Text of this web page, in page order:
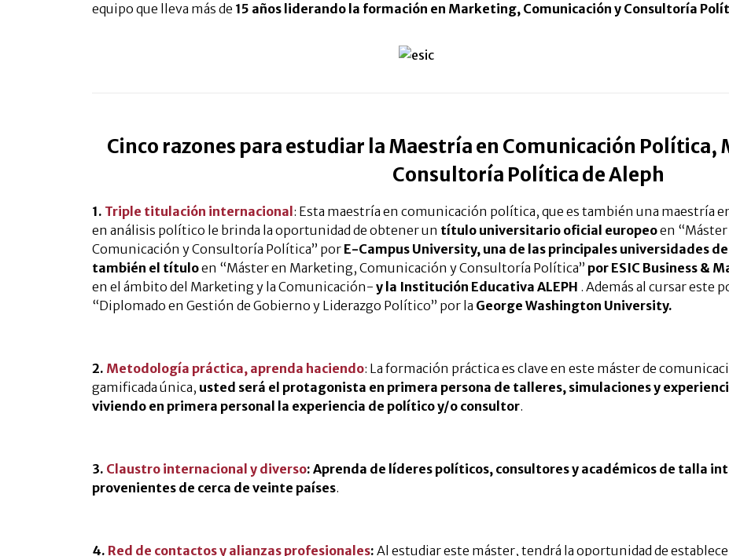
equipo que lleva más de 15 años liderando la formación en Marketing, Comunicación y Consultoría
Cinco razones para estudiar la Maestría en Comunicación
Consultoría Política de Aleph
1. Triple titulación internacional : Esta maestría en comunicación política, que es también una maestría
en análisis político le brinda la oportunidad de obtener un título universitario oficial europeoen
Comunicación y Consultoría Política” por E-Campus University, una de las principales universidades
también el títuloen “Máster en Marketing, Comunicación y Consultoría Política” por ESIC Business &
en el ámbito del Marketing y la Comunicación- y la Institución Educativa ALEPH . Además al cursar este
“Diplomado en Gestión de Gobierno y Liderazgo Político” por la George Washington University.
2. Metodología práctica, aprenda haciendo: La formación práctica es clave en este máster de
gamificada única, usted será el protagonista en primera persona de talleres, simulaciones y
viviendo en primera personal la experiencia de político y/o consultor.
3. Claustro internacional y diverso: Aprenda de líderes políticos, consultores y académicos de talla
provenientes de cerca de veinte países.
4. Red de contactos y alianzas profesionales: Al estudiar este máster, tendrá la oportunidad de